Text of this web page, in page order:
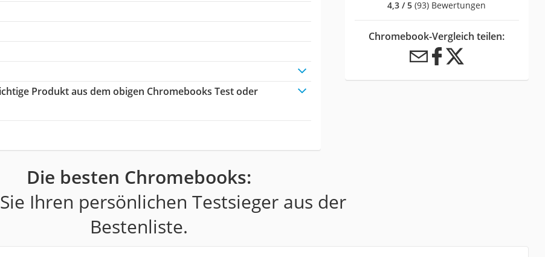
Produkt aus dem obigen Chromebooks Test oder
4,3 / 5 (93) Bewertungen
Chromebook-Vergleich teilen:
Die besten Chromebooks:
Ihren persönlichen Testsieger aus der
Bestenliste.